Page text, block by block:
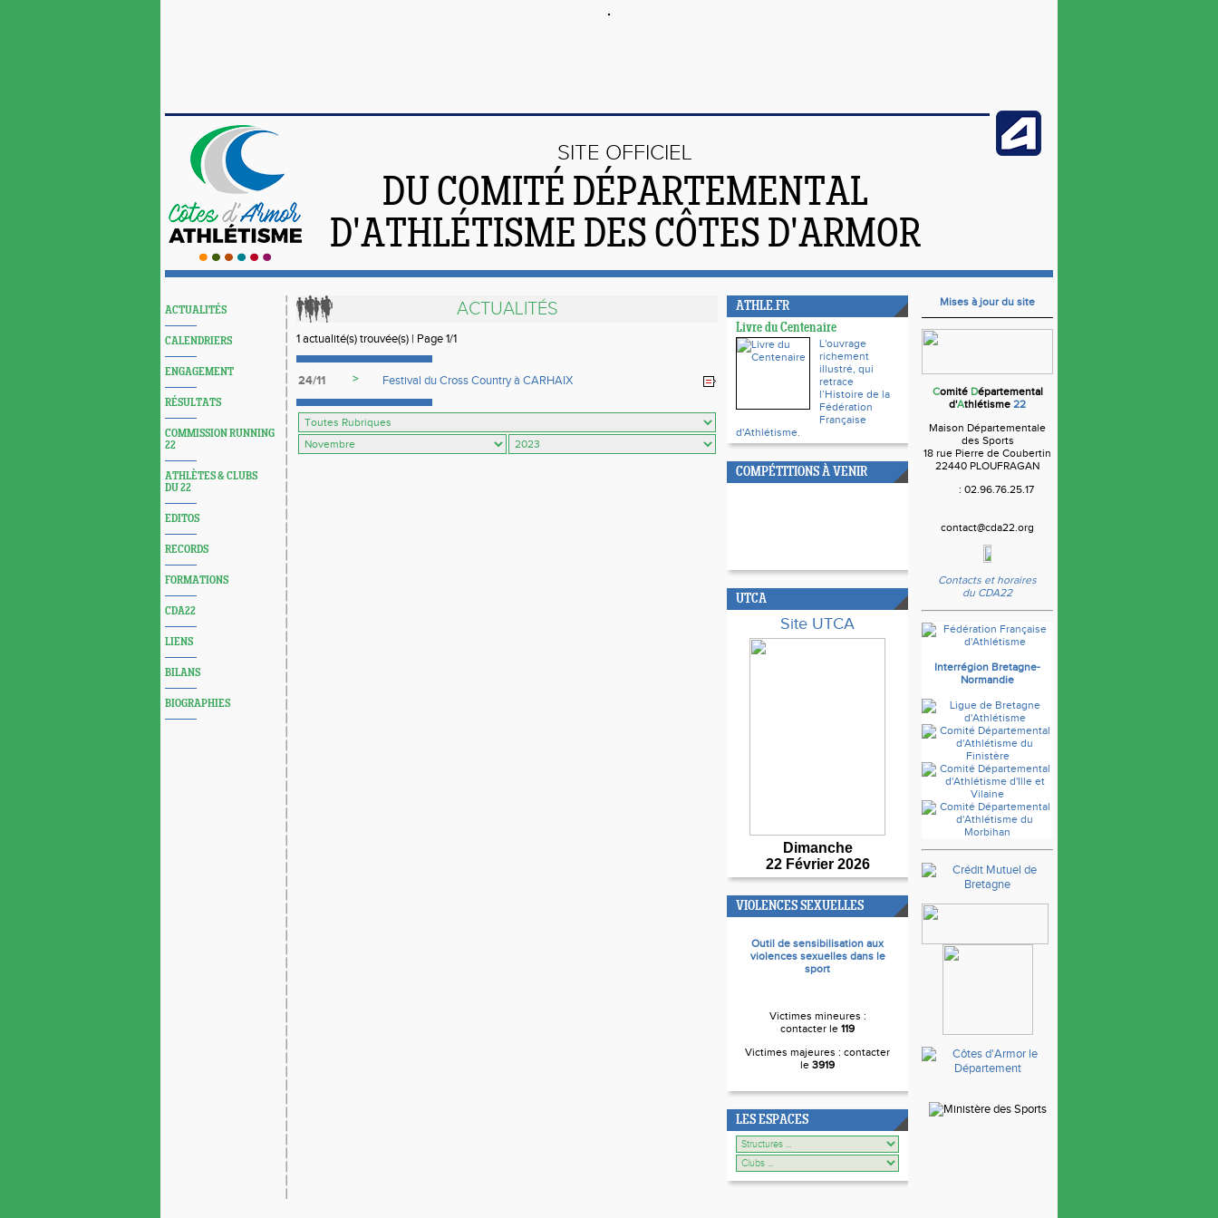
SITE OFFICIEL
DU COMITÉ DÉPARTEMENTAL
D'ATHLÉTISME DES CÔTES D'ARMOR
ACTUALITÉS
CALENDRIERS
ENGAGEMENT
RÉSULTATS
COMMISSION RUNNING
22
ATHLÈTES & CLUBS
DU 22
EDITOS
RECORDS
FORMATIONS
CDA22
LIENS
BILANS
BIOGRAPHIES
ACTUALITÉS
1 actualité(s) trouvée(s) | Page 1/1
24/11 > Festival du Cross Country à CARHAIX
ATHLE.FR
Livre du Centenaire
L'ouvrage
richement
illustré, qui
retrace
l’Histoire de la
Fédération
Française
d'Athlétisme.
COMPÉTITIONS À VENIR
UTCA
Site UTCA
Dimanche
22 Février 2026
VIOLENCES SEXUELLES
Outil de sensibilisation aux
violences sexuelles dans le
sport
Victimes mineures :
contacter le 119
Victimes majeures : contacter
le 3919
LES ESPACES
Mises à jour du site
Comité Départemental
d'Athlétisme 22
Maison Départementale
des Sports
18 rue Pierre de Coubertin
22440 PLOUFRAGAN
: 02.96.76.25.17
contact@cda22.org
Contacts et horaires
du CDA22
Interrégion Bretagne-
Normandie